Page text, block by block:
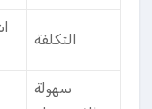
التكلفة
سهولة